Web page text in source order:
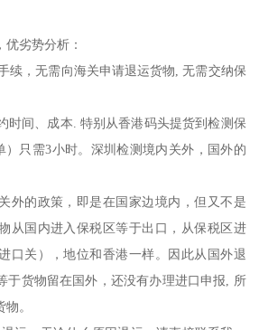
劣势分析：
续，无需向海关申请退运货物, 无需交纳保
时间、成本. 特别从香港码头提货到检测保
）只需3小时。深圳检测境内关外，国外的
外的政策，即是在国家边境内，但又不是
从国内进入保税区等于出口，从保税区进
口关），地位和香港一样。因此从国外退
于货物留在国外，还没有办理进口申报, 所
。